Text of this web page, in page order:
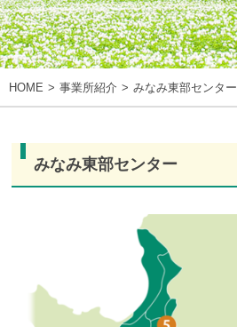
HOME 事業所紹介 みなみ東部センター
みなみ東部センター